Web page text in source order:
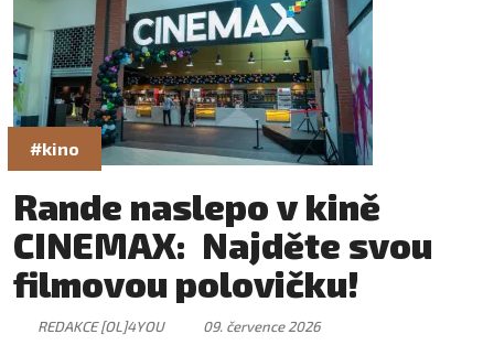
#kino
Rande naslepo v kině
CINEMAX: Najděte svou
filmovou polovičku!
REDAKCE [OL]4YOU
09. července 2026